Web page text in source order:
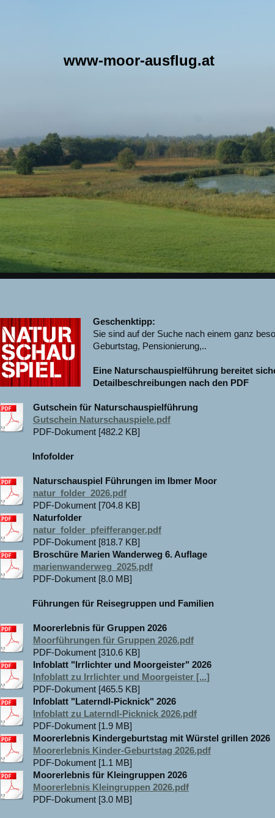
www-moor-ausflug.at
Geschenktipp:
Sie sind auf der Suche nach einem ganz
Geburtstag, Pensionierung,..
Eine Naturschauspielführung bereitet
Detailbeschreibungen nach den PDF
Gutschein für Naturschauspielführung
Gutschein Naturschauspiele.pdf
PDF-Dokument [482.2 KB]
Infofolder
Naturschauspiel Führungen im Ibmer Moor
natur_folder_2026.pdf
PDF-Dokument [704.8 KB]
Naturfolder
natur_folder_pfeifferanger.pdf
PDF-Dokument [818.7 KB]
Broschüre Marien Wanderweg 6. Auflage
marienwanderweg_2025.pdf
PDF-Dokument [8.0 MB]
Führungen für Reisegruppen und Familien
Moorerlebnis für Gruppen 2026
Moorführungen für Gruppen 2026.pdf
PDF-Dokument [310.6 KB]
Infoblatt "Irrlichter und Moorgeister" 2026
Infoblatt zu Irrlichter und Moorgeister [...]
PDF-Dokument [465.5 KB]
Infoblatt "Laterndl-Picknick" 2026
Infoblatt zu Laterndl-Picknick 2026.pdf
PDF-Dokument [1.9 MB]
Moorerlebnis Kindergeburtstag mit Würstel grillen 2026
Moorerlebnis Kinder-Geburtstag 2026.pdf
PDF-Dokument [1.1 MB]
Moorerlebnis für Kleingruppen 2026
Moorerlebnis Kleingruppen 2026.pdf
PDF-Dokument [3.0 MB]